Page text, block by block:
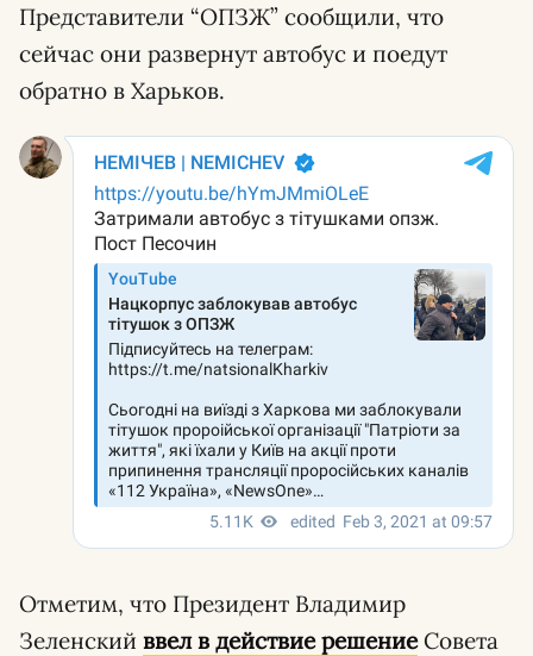
Представители “ОПЗЖ” сообщили, что
сейчас они развернут автобус и поедут
обратно в Харьков.
Отметим, что Президент Владимир
Зеленский ввел в действие решениеСовета